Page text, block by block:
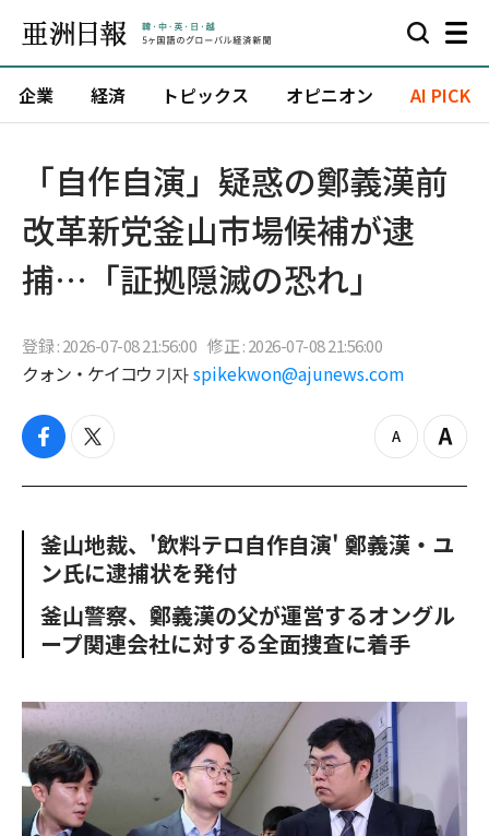
企業 経済 トピックス オピニオン AI PICK
「自作自演」疑惑の鄭義漢前
改革新党釜山市場候補が逮
捕…「証拠隠滅の恐れ」
登録 : 2026-07-08 21:56:00 修正 : 2026-07-08 21:56:00
クォン・ケイコウ 기자 spikekwon@ajunews.com
f
c
o
o
t
i
e
r
z
o
o
u
Z
o
n
釜山地裁、'飲料テロ自作自演' 鄭義漢・ユ
ン氏に逮捕状を発付
釜山警察、鄭義漢の父が運営するオングル
ープ関連会社に対する全面捜査に着手